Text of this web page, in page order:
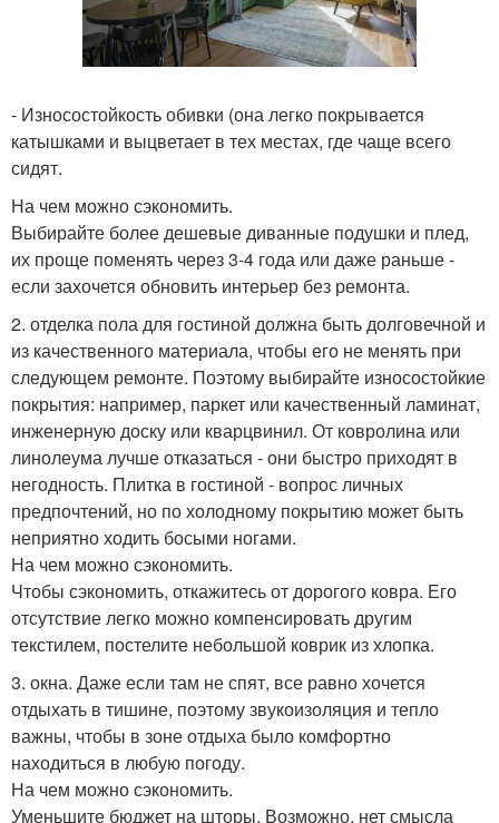
- Износостойкость обивки (она легко покрывается
катышками и выцветает в тех местах, где чаще всего
сидят.
На чем можно сэкономить.
Выбирайте более дешевые диванные подушки и плед,
их проще поменять через 3-4 года или даже раньше -
если захочется обновить интерьер без ремонта.
2. отделка пола для гостиной должна быть долговечной и
из качественного материала, чтобы его не менять при
следующем ремонте. Поэтому выбирайте износостойкие
покрытия: например, паркет или качественный ламинат,
инженерную доску или кварцвинил. От ковролина или
линолеума лучше отказаться - они быстро приходят в
негодность. Плитка в гостиной - вопрос личных
предпочтений, но по холодному покрытию может быть
неприятно ходить босыми ногами.
На чем можно сэкономить.
Чтобы сэкономить, откажитесь от дорогого ковра. Его
отсутствие легко можно компенсировать другим
текстилем, постелите небольшой коврик из хлопка.
3. окна. Даже если там не спят, все равно хочется
отдыхать в тишине, поэтому звукоизоляция и тепло
важны, чтобы в зоне отдыха было комфортно
находиться в любую погоду.
На чем можно сэкономить.
Уменьшите бюджет на шторы. Возможно, нет смысла